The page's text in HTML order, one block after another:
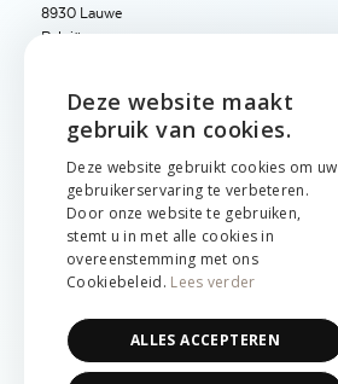
8930 Lauwe
België
+32 56 50 12 95
info@jetimport.be
Taal
English
Nederlands
Français
Juridisch
Cookies & privacy
ENGLISH
FRANÇAIS
Deze website maakt
gebruik van cookies.
Deze website gebruikt cookies om uw
gebruikerservaring te verbeteren.
Door onze website te gebruiken,
stemt u in met alle cookies in
overeenstemming met ons
Cookiebeleid. Lees verder
ALLES ACCEPTEREN